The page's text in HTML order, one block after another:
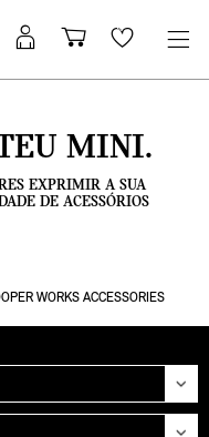
Iniciar
sessão
Carrinho
de
Wishlist
MINI.
EXPRIMIR A SUA
DE ACESSÓRIOS
WORKS ACCESSORIES